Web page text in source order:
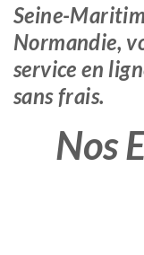
Seine-
Normandie,
service en
sans frais.
Nos